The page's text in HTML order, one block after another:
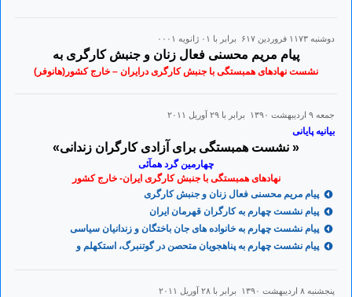
دوشنبه ۱۱۷۳ فروردين ۶۱۷ برابر با ۰۱ ژانويه ۰۰۰۱
پیام مریم محسنی فعال زنان و جنبش کارگری به
نشست نهادهای همبستگی با جنبش کارگری درایران – خارج کشور(هانوفر)
جمعه ۹ ارديبهشت ۱۳۹۰ برابر با ۲۹ آوريل ۲۰۱۱
بیانیه پایانی
« نشست همبستگی برای آزادی کارگران زندانی»
چهارمین گرد همآئی
نهادهای همبستگی با جنبش کارگری ایران- خارج کشور
پیام مریم محسنی فعال زنان و جنبش کارگری
پیام نشست چهارم به کارگران قهرمان ایران
پیام نشست چهارم به خانواده های جان باختگان و زندانیان سیاسی
پیام نشست چهارم به پناهجویان متحصن در گوتنبرگ، استکهلم و
پنجشنبه ۸ ارديبهشت ۱۳۹۰ برابر با ۲۸ آوريل ۲۰۱۱